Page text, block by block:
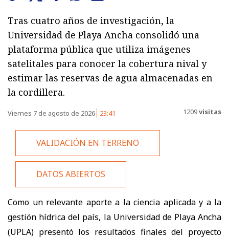
Tras cuatro años de investigación, la
Universidad de Playa Ancha consolidó una
plataforma pública que utiliza imágenes
satelitales para conocer la cobertura nival y
estimar las reservas de agua almacenadas en
la cordillera.
Viernes 7 de agosto de 2026 23:41 1209visitas
VALIDACIÓN EN TERRENO
DATOS ABIERTOS
Como un relevante aporte a la ciencia aplicada y a la
gestión hídrica del país, la Universidad de Playa Ancha
(UPLA) presentó los resultados finales del proyecto